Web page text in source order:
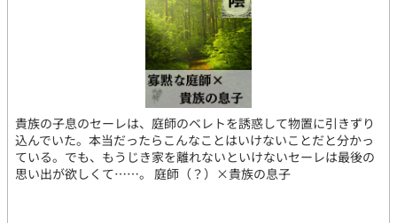
貴族の子息のセーレは、庭師のベレトを誘惑して物置に引きずり
込んでいた。本当だったらこんなことはいけないことだと分かっ
ている。でも、もうじき家を離れないといけないセーレは最後の
思い出が欲しくて……。 庭師（？）×貴族の息子